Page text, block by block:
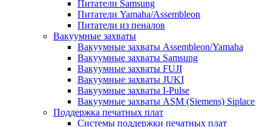
Питатели Samsung
Питатели Yamaha/Assembleon
Питатели из пеналов
Вакуумные захваты
Вакуумные захваты Assembleon/Yamaha
Вакуумные захваты Samsung
Вакуумные захваты FUJI
Вакуумные захваты JUKI
Вакуумные захваты I-Pulse
Вакуумные захваты ASM (Siemens) Siplace
Поддержка печатных плат
Системы поддержки печатных плат